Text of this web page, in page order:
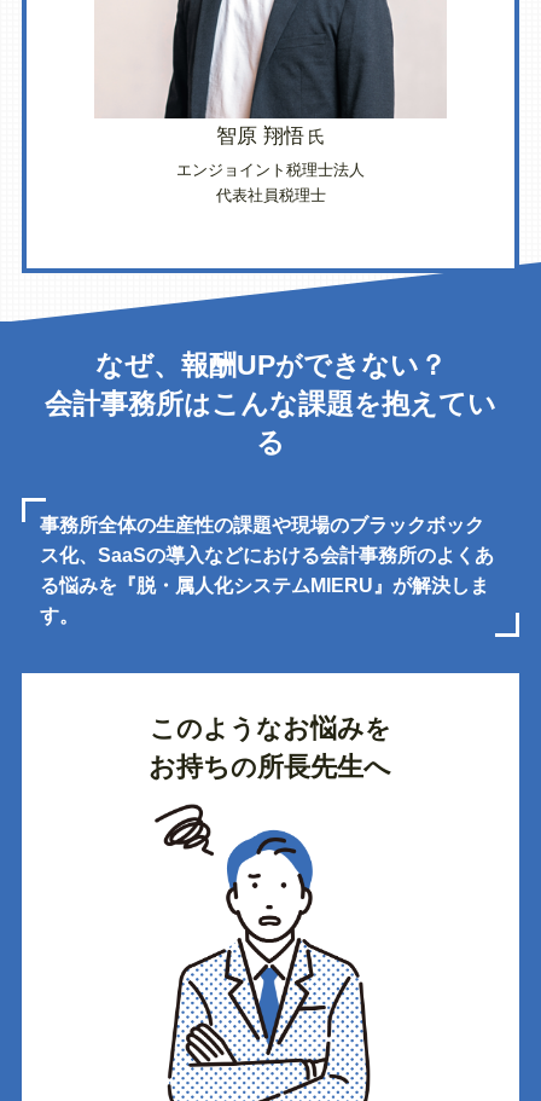
智原 翔悟 氏
エンジョイント税理士法人
代表社員税理士
なぜ、報酬UPができない？
会計事務所はこんな課題を抱えてい
る
事務所全体の生産性の課題や現場のブラックボック
ス化、SaaSの導入などにおける会計事務所のよくあ
る悩みを『脱・属人化システムMIERU』が解決しま
す。
このようなお悩みを
お持ちの所長先生へ